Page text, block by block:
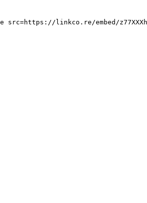
src=https://linkco.re/embed/